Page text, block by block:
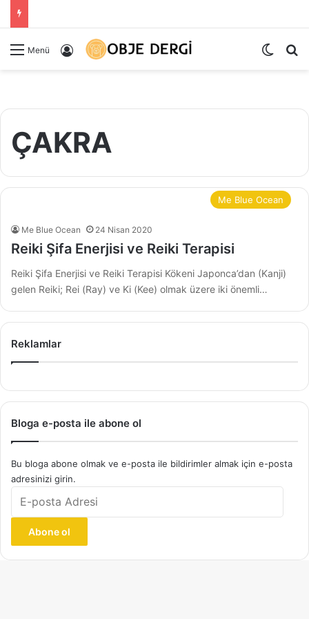
Menü Kayıt Ol Dış
ÇAKRA
Me Blue Ocean
Me Blue Ocean 24 Nisan 2020
Reiki Şifa Enerjisi ve Reiki Terapisi
Reiki Şifa Enerjisi ve Reiki Terapisi Kökeni Japonca’dan (Kanji)
gelen Reiki; Rei (Ray) ve Ki (Kee) olmak üzere iki önemli…
Reklamlar
Bloga e-posta ile abone ol
Bu bloga abone olmak ve e-posta ile bildirimler almak için e-posta
adresinizi girin.
posta
Abone ol